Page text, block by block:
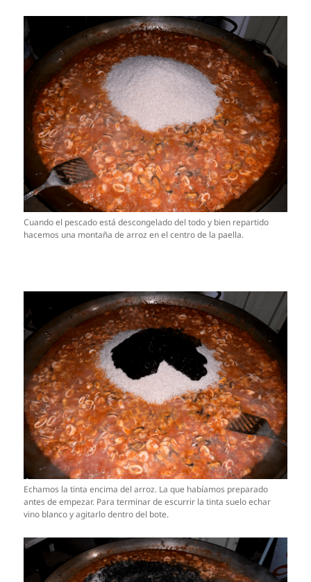
Cuando el pescado está descongelado del todo y bien repartido
hacemos una montaña de arroz en el centro de la paella.
Echamos la tinta encima del arroz. La que habíamos preparado
antes de empezar. Para terminar de escurrir la tinta suelo echar
vino blanco y agitarlo dentro del bote.